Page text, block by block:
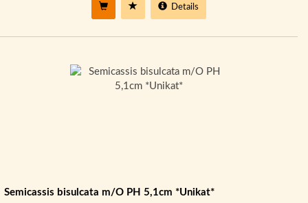
Details
Semicassis bisulcata m/O PH 5,1cm *Unikat*